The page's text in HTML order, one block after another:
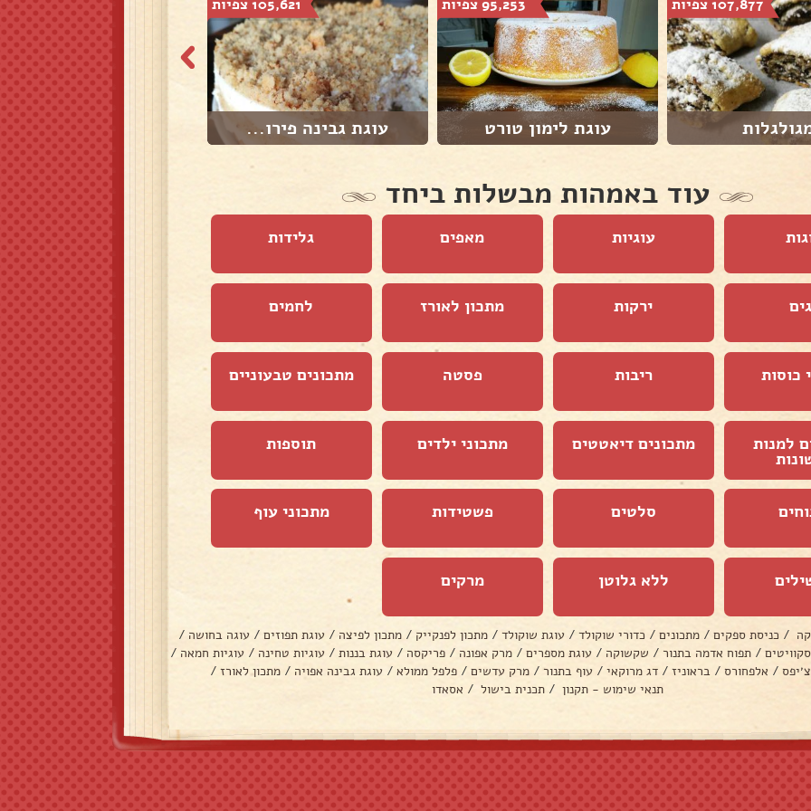
107,877 צפיות 95,253 צפיות
עוגת לימון טורט
105,621 צפיות
עוגת גבינה פירו...
עוד באמהות מבשלות ביחד
עוגיות מאפים גלידות
ירקות מתכון לאורז לחמים
כוסות ריבות פסטה מתכונים טבעוניים
למנות מתכונים דיאטטים מתכוני ילדים תוספות
סלטים פשטידות מתכוני עוף
ללא גלוטן מרקים
/ כניסת ספקים / מתכונים / כדורי שוקולד / עוגת שוקולד / מתכון לפנקייק / מתכון לפיצה / עוגת תפוזים / עוגה בחושה /
/ תפוח אדמה בתנור / שקשוקה / עוגת מספרים / מרק אפונה / פריקסה / עוגת בננות / עוגיות טחינה / עוגיות חמאה /
/ אלפחורס / בראוניז / דג מרוקאי / עוף בתנור / מרק עדשים / פלפל ממולא / עוגת גבינה אפויה / מתכון לאורז /
תנאי שימוש - תקנון / תכנית בישול / אסאדו